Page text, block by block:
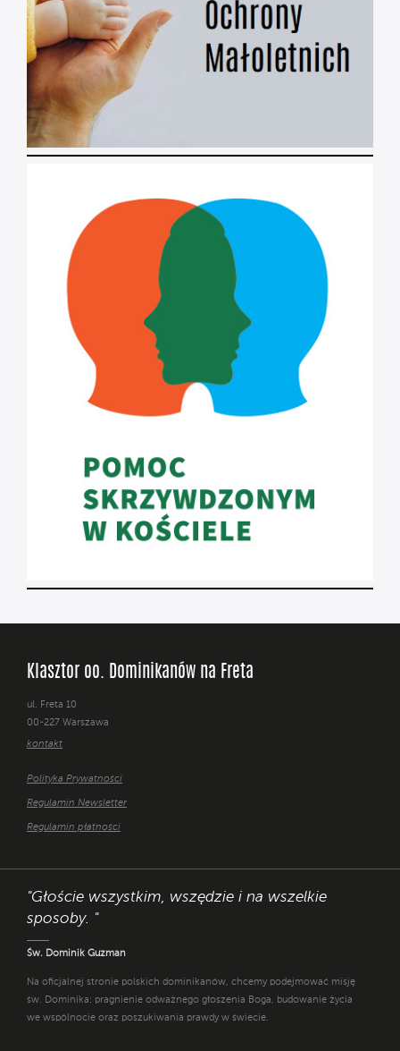
Klasztor oo. Dominikanów na Freta
ul. Freta 10
00-227 Warszawa
kontakt
Polityka Prywatności
Regulamin Newsletter
Regulamin płatności
"Głoście wszystkim, wszędzie i na wszelkie
sposoby. "
Św. Dominik Guzman
Na oficjalnej stronie polskich dominikanów, chcemy podejmować misję
św. Dominika: pragnienie odważnego głoszenia Boga, budowanie życia
we wspólnocie oraz poszukiwania prawdy w świecie.